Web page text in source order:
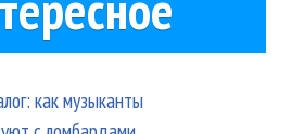
как музыканты